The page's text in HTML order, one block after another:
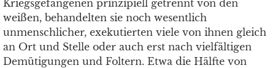
Kriegsgefangenen prinzipiell getrennt von den
weißen, behandelten sie noch wesentlich
unmenschlicher, exekutierten viele von ihnen gleich
an Ort und Stelle oder auch erst nach vielfältigen
Demütigungen und Foltern. Etwa die Hälfte von